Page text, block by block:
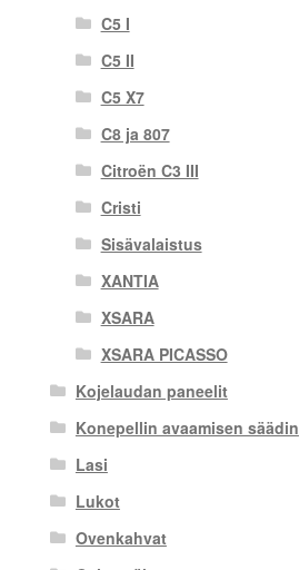
C5 I
C5 II
C5 X7
C8 ja 807
Citroën C3 III
Cristi
Sisävalaistus
XANTIA
XSARA
XSARA PICASSO
Kojelaudan paneelit
Konepellin avaamisen säädin
Lasi
Lukot
Ovenkahvat